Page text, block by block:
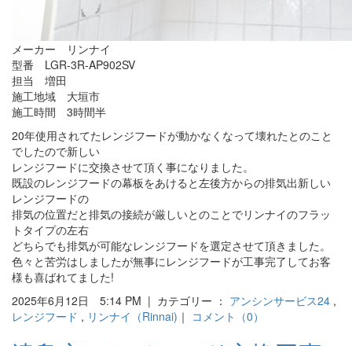
メーカー リンナイ
型番 LGR-3R-AP902SV
担当 増田
施工地域 大垣市
施工時間 3時間半
20年使用されてたレンジフードが動かなくなって壊れたとのこと
でしたので新しい
レンジフードに交換させて頂く事になりました。
既設のレンジフードの幕板をあけると左後方からの排気出新しい
レンジフードの
排気の位置だと排気の接続が厳しいとのことでリンナイのフラッ
トタイプの左右
どちらでも排気が可能なレンジフードを選定させて頂きました。
色々と苦労はしましたが無事にレンジフードが工事完了してお客
様も喜ばれてました!
2025年6月12日 5:14 PM | カテゴリー ： アンシンサービス24 ,
レンジフード , リンナイ（Rinnai) ｜ コメント（0）